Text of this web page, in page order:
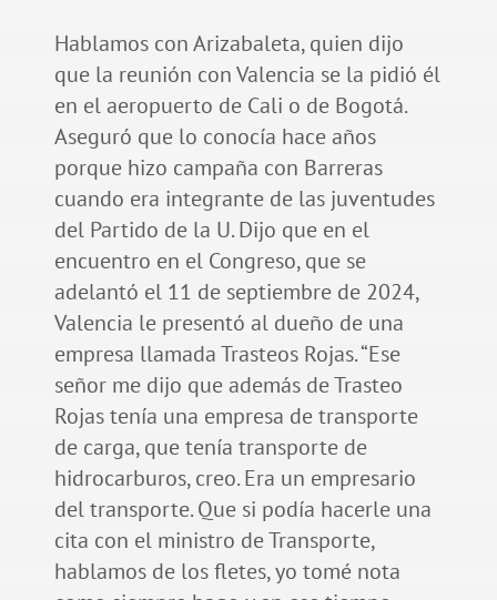
Hablamos con Arizabaleta, quien dijo
que la reunión con Valencia se la pidió él
en el aeropuerto de Cali o de Bogotá.
Aseguró que lo conocía hace años
porque hizo campaña con Barreras
cuando era integrante de las juventudes
del Partido de la U. Dijo que en el
encuentro en el Congreso, que se
adelantó el 11 de septiembre de 2024,
Valencia le presentó al dueño de una
empresa llamada Trasteos Rojas. “Ese
señor me dijo que además de Trasteo
Rojas tenía una empresa de transporte
de carga, que tenía transporte de
hidrocarburos, creo. Era un empresario
del transporte. Que si podía hacerle una
cita con el ministro de Transporte,
hablamos de los fletes, yo tomé nota